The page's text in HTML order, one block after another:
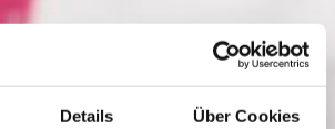
Details Über Cookies